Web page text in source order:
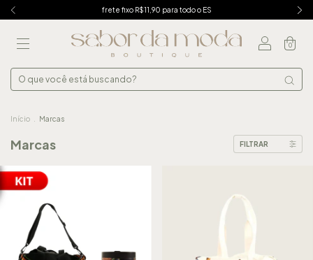
frete fixo R$11,90 para todo o ES
0
Início Marcas
Marcas FILTRAR